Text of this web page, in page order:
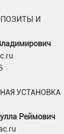
И
УСТАНОВКА
Реймович